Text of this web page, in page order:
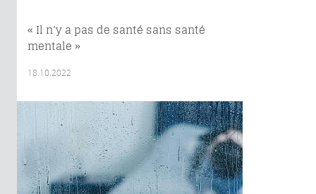
« Il n’y a pas de santé sans santé
mentale »
18.10.2022